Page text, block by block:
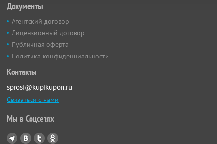
Документы
Агентский договор
Лицензионный договор
Публичная оферта
Политика конфиденциальности
Контакты
sprosi@kupikupon.ru
Связаться с нами
Мы в Соцсетях